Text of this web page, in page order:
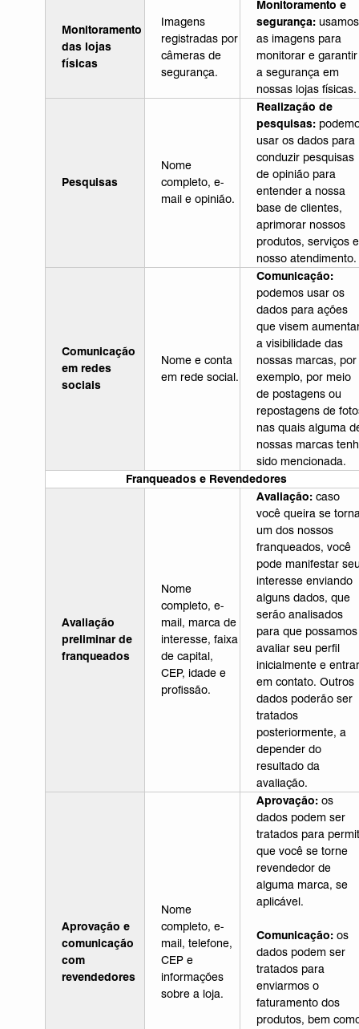
Monitoramento
das lojas
físicas
Imagens
registradas por
câmeras de
segurança.
Monitoramento e
segurança: usamos
as imagens para
monitorar e garantir
a segurança em
nossas lojas físicas.
Pesquisas
Nome
completo, e-
mail e opinião.
Realização de
pesquisas:
usar os dados para
conduzir pesquisas
de opinião para
entender a nossa
base de clientes,
aprimorar nossos
produtos, serviços e
nosso atendimento.
Comunicação
em redes
sociais
Nome e conta
em rede social.
Comunicação:
podemos usar os
dados para ações
que visem
a visibilidade das
nossas marcas, por
exemplo, por meio
de postagens ou
repostagens de
nas quais alguma
nossas marcas
sido mencionada.
Franqueados e Revendedores
Avaliação
preliminar de
franqueados
Nome
completo, e-
mail, marca de
interesse, faixa
de capital,
CEP, idade e
profissão.
Avaliação: caso
você queira se
um dos nossos
franqueados, você
pode manifestar
interesse enviando
alguns dados, que
serão analisados
para que possamos
avaliar seu perfil
inicialmente e entrar
em contato. Outros
dados poderão ser
tratados
posteriormente, a
depender do
resultado da
avaliação.
Aprovação e
comunicação
com
revendedores
Nome
completo, e-
mail, telefone,
CEP e
informações
sobre a loja.
Aprovação: os
dados podem ser
tratados para
que você se torne
revendedor de
alguma marca, se
aplicável.
Comunicação: os
dados podem ser
tratados para
enviarmos o
faturamento dos
produtos, bem